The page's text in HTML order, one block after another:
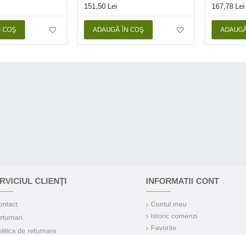
COŞ
151,50 Lei
ADAUGĂ ÎN COŞ
167,78 Lei
CLIENŢI
de returnare
INFORMATII CONT
Contul meu
Istoric comenzi
Favorite